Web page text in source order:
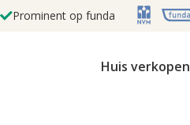
Prominent op funda
Huis verkopen